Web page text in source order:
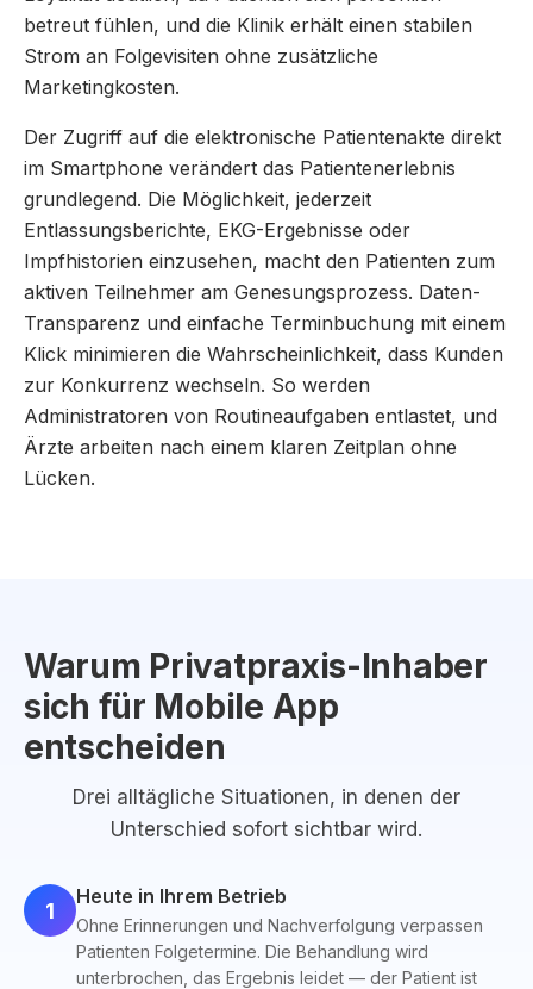
betreut fühlen, und die Klinik erhält einen stabilen
Strom an Folgevisiten ohne zusätzliche
Marketingkosten.
Der Zugriff auf die elektronische Patientenakte direkt
im Smartphone verändert das Patientenerlebnis
grundlegend. Die Möglichkeit, jederzeit
Entlassungsberichte, EKG-Ergebnisse oder
Impfhistorien einzusehen, macht den Patienten zum
aktiven Teilnehmer am Genesungsprozess. Daten-
Transparenz und einfache Terminbuchung mit einem
Klick minimieren die Wahrscheinlichkeit, dass Kunden
zur Konkurrenz wechseln. So werden
Administratoren von Routineaufgaben entlastet, und
Ärzte arbeiten nach einem klaren Zeitplan ohne
Lücken.
Warum Privatpraxis-Inhaber
sich für Mobile App
entscheiden
Drei alltägliche Situationen, in denen der
Unterschied sofort sichtbar wird.
1
Heute in Ihrem Betrieb
Ohne Erinnerungen und Nachverfolgung verpassen
Patienten Folgetermine. Die Behandlung wird
unterbrochen, das Ergebnis leidet — der Patient ist